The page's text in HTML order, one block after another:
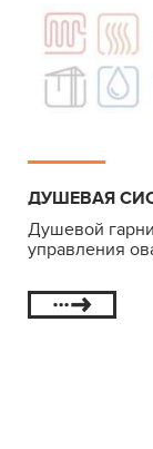
ДУШЕВАЯ
Душевой
управления